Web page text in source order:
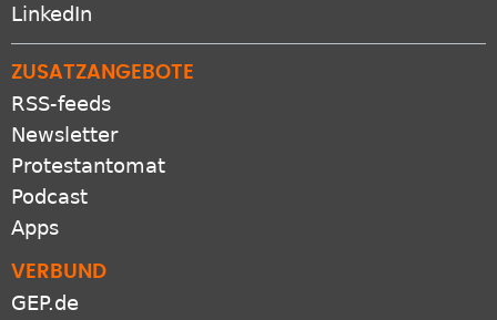
LinkedIn
ZUSATZANGEBOTE
RSS-feeds
Newsletter
Protestantomat
Podcast
Apps
VERBUND
GEP.de